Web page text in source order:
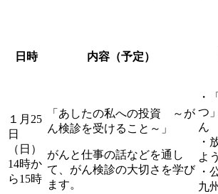
日時 内容（予定）
１月25
日
（日）
14時か
ら15時
「あしたの私への投資 ～が
ん検診を受けること～」
がんと仕事の話などを通し
て、がん検診の大切さを学び
ます。
・
つ
ん
・
よ
・
九